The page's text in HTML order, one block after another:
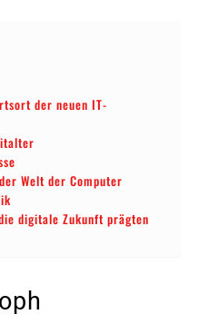
der neuen IT-
Welt der Computer
digitale Zukunft prägten